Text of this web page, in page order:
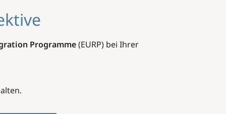
Programme(EURP) bei Ihrer